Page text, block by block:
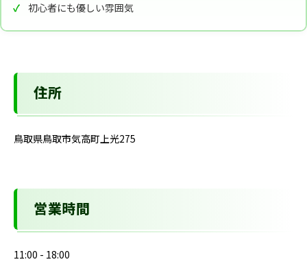
初心者にも優しい雰囲気
住所
鳥取県鳥取市気高町上光275
営業時間
11:00 - 18:00